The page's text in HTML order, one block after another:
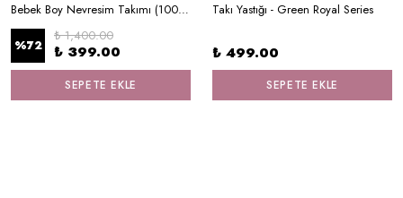
Bebek Boy Nevresim Takımı (100x150) 011
%72
₺ 1,400.00
₺ 399.00
SEPETE EKLE
Takı Yastığı - Green Royal Series
₺ 499.00
SEPETE EKLE